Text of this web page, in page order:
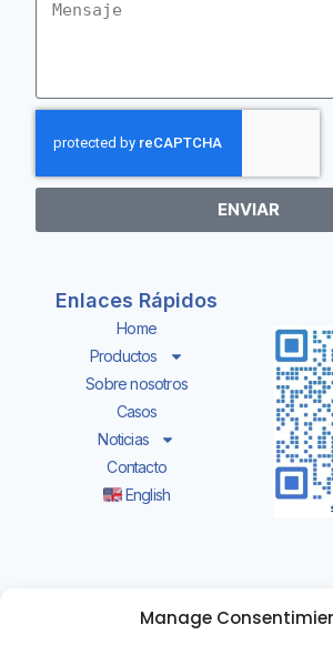
Manage
ENVIAR
Enlaces Rápidos
Home
Productos
Sobre nosotros
Casos
Noticias
Contacto
English
Muyuan Shishan Town, Nanhai